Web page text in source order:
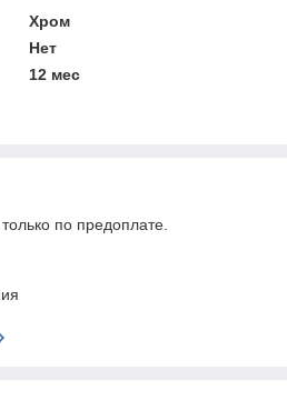
Хром
Нет
12 мес
по предоплате.